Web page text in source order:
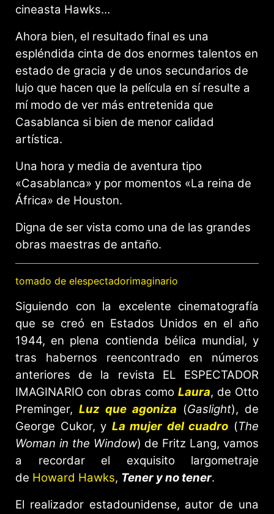
cineasta Hawks…
Ahora bien, el resultado final es una
espléndida cinta de dos enormes talentos en
estado de gracia y de unos secundarios de
lujo que hacen que la película en sí resulte a
mí modo de ver más entretenida que
Casablanca si bien de menor calidad
artística.
Una hora y media de aventura tipo
«Casablanca» y por momentos «La reina de
África» de Houston.
Digna de ser vista como una de las grandes
obras maestras de antaño.
tomado de elespectadorimaginario
Siguiendo con la excelente cinematografía
que se creó en Estados Unidos en el año
1944, en plena contienda bélica mundial, y
tras habernos reencontrado en números
anteriores de la revista EL ESPECTADOR
IMAGINARIO con obras como Laura, de Otto
Preminger, Luz que agoniza (Gaslight), de
George Cukor, y La mujer del cuadro (The
Woman in the Window) de Fritz Lang, vamos
a recordar el exquisito largometraje
de Howard Hawks, Tener y no tener.
El realizador estadounidense, autor de una